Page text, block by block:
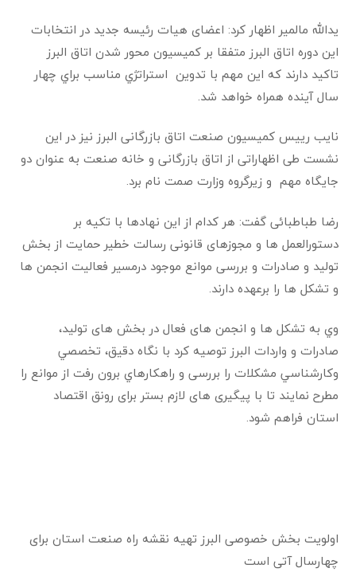
یدالله مالمیر اظهار کرد: اعضای هیات رئیسه جدید در انتخابات
این دوره اتاق البرز متفقا بر کمیسیون محور شدن اتاق البرز
تاکید دارند که این مهم با تدوین استراتژي مناسب براي چهار
سال آينده همراه خواهد شد.
نايب رييس كميسيون صنعت اتاق بازرگانی البرز نیز در این
نشست طی اظهاراتی از اتاق بازرگانی و خانه صنعت به عنوان دو
جایگاه مهم و زیرگروه وزارت صمت نام برد.
رضا طباطبائی گفت: هر كدام از این نهادها با تکیه بر
دستورالعمل ها و مجوزهای قانونی رسالت خطیر حمایت از بخش
تولید و صادرات و بررسی موانع موجود درمسیر فعالیت انجمن ها
و تشکل ها را برعهده دارند.
وي به تشکل ها و انجمن های فعال در بخش های تولید،
صادرات و واردات البرز توصیه کرد با نگاه دقیق، تخصصي
وكارشناسي مشكلات را بررسی و راهكارهاي برون رفت از موانع را
مطرح نمایند تا با پیگیری های لازم بستر برای رونق اقتصاد
استان فراهم شود.
اولویت بخش خصوصی البرز تهیه نقشه راه صنعت استان برای
چهارسال آتی است